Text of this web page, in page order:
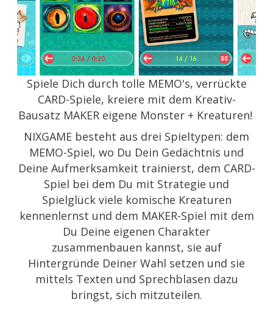
Spiele Dich durch tolle MEMO's, verrückte
CARD-Spiele, kreiere mit dem Kreativ-
Bausatz MAKER eigene Monster + Kreaturen!
NIXGAME besteht aus drei Spieltypen: dem
MEMO-Spiel, wo Du Dein Gedächtnis und
Deine Aufmerksamkeit trainierst, dem CARD-
Spiel bei dem Du mit Strategie und
Spielglück viele komische Kreaturen
kennenlernst und dem MAKER-Spiel mit dem
Du Deine eigenen Charakter
zusammenbauen kannst, sie auf
Hintergründe Deiner Wahl setzen und sie
mittels Texten und Sprechblasen dazu
bringst, sich mitzuteilen.